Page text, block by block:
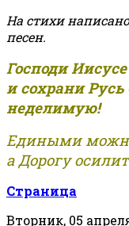
На стихи
песен.
Господи
и сохрани
неделимую!
Едиными
а Дорогу
Страница
Вторник, 05